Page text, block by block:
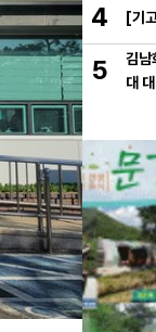
4 [기
5
김남
대